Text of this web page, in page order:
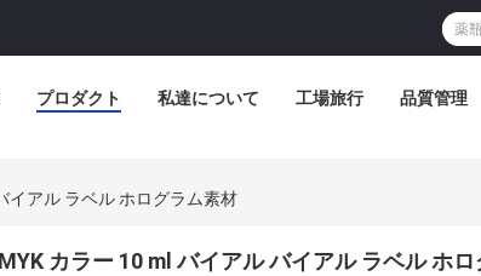
プロダクト 私達について 工場旅行 品質管理
イアル ラベル ホログラム素材
カラー 10 ml バイアル バイアル ラベル ホ